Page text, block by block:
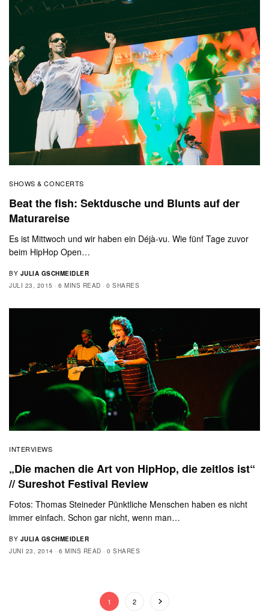
SHOWS & CONCERTS
Beat the fish: Sektdusche und Blunts auf der
Maturareise
Es ist Mittwoch und wir haben ein Déjà-vu. Wie fünf Tage zuvor
beim HipHop Open…
BY JULIA GSCHMEIDLER
JULI 23, 2015
6 MINS READ 0 SHARES
INTERVIEWS
„Die machen die Art von HipHop, die zeitlos ist“
// Sureshot Festival Review
Fotos: Thomas Steineder Pünktliche Menschen haben es nicht
immer einfach. Schon gar nicht, wenn man…
BY JULIA GSCHMEIDLER
JUNI 23, 2014
6 MINS READ 0 SHARES
1 2